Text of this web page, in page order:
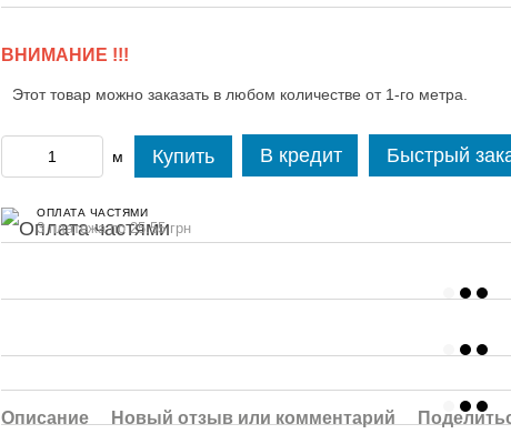
ВНИМАНИЕ !!!
Этот товар можно заказать в любом количестве от 1-го метра.
м Купить В кредит Быстрый
ОПЛАТА ЧАСТЯМИ
3 платежа по 25.55 грн
Описание Новый отзыв или комментарий